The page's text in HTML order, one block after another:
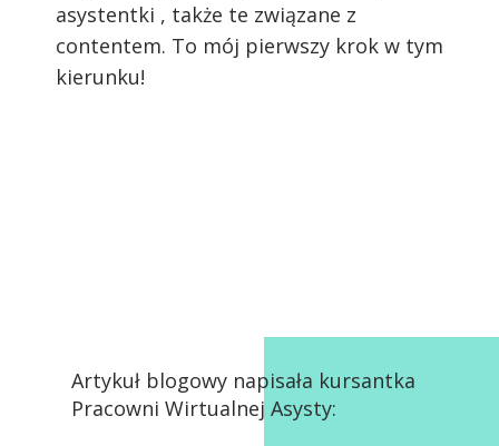
asystentki , także te związane z
contentem. To mój pierwszy krok w tym
kierunku!
Artykuł blogowy napisała kursantka
Pracowni Wirtualnej Asysty: